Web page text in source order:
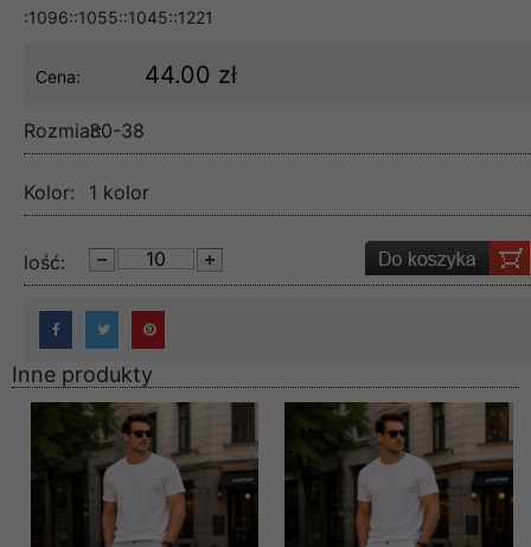
:1096::1055::1045::1221
Cena: 44.00 zł
Rozmiar:30-38
Kolor: 1 kolor
lość:
Inne produkty